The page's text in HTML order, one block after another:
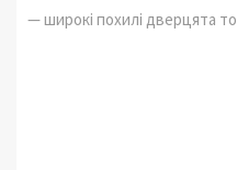
— широкі похилі дверцята